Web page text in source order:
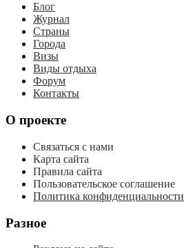
Блог
Журнал
Страны
Города
Визы
Виды отдыха
Форум
Контакты
О проекте
Связаться с нами
Карта сайта
Правила сайта
Пользовательское соглашение
Политика конфиденциальности
Разное